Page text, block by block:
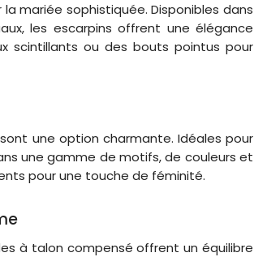
mariée sophistiquée. Disponibles dans
les escarpins offrent une élégance
scintillants ou des bouts pointus pour
une option charmante. Idéales pour
une gamme de motifs, de couleurs et
pour une touche de féminité.
à talon compensé offrent un équilibre